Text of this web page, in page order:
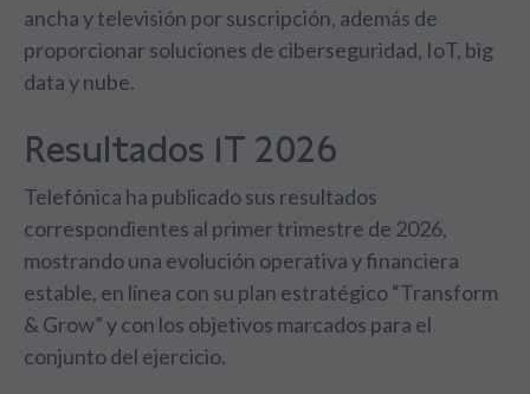
ancha y televisión por suscripción, además de
proporcionar soluciones de ciberseguridad, IoT, big
data y nube.
Resultados 1T 2026
Telefónica ha publicado sus resultados
correspondientes al primer trimestre de 2026,
mostrando una evolución operativa y financiera
estable, en línea con su plan estratégico “Transform
& Grow” y con los objetivos marcados para el
conjunto del ejercicio.